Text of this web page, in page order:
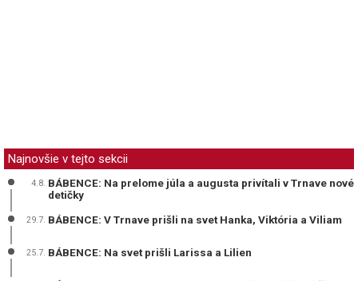
Najnovšie v tejto sekcii
4.8. BÁBENCE: Na prelome júla a augusta privítali v Trnave nové
detičky
29.7. BÁBENCE: V Trnave prišli na svet Hanka, Viktória a Viliam
25.7. BÁBENCE: Na svet prišli Larissa a Lilien